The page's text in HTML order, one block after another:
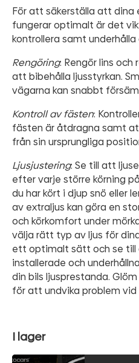
För att säkerställa att dina
fungerar optimalt är det
kontrollera samt underhålla
Rengöring: Rengör lins
att bibehålla ljusstyrkan.
vägarna kan snabbt
Kontroll av fästen:
fästen är åtdragna samt
från sin ursprungliga
Ljusjustering: Se till att
efter varje större körning
du har kört i djup snö eller
av extraljus kan göra en
och körkomfort under
välja rätt typ av ljus för
ett optimalt sätt och se till
installerade och
din bils ljusprestanda.
för att undvika problem vid
I lager